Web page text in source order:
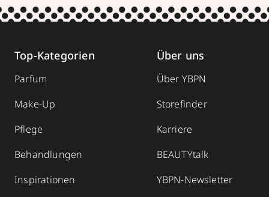
Top-Kategorien
Parfum
Make-Up
Pflege
Behandlungen
Inspirationen
Über uns
Über YBPN
Storefinder
Karriere
BEAUTYtalk
YBPN-Newsletter